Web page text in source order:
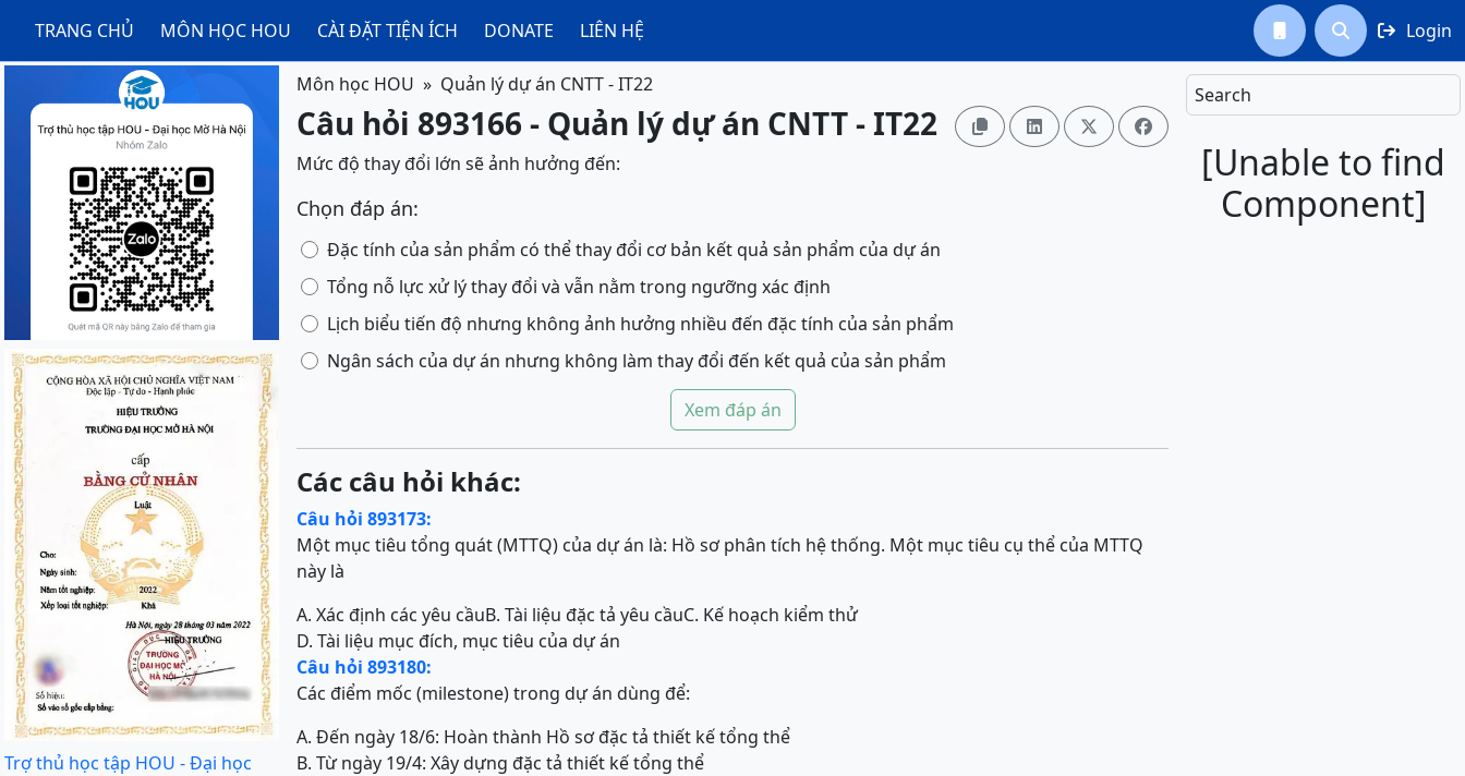
TRANG CHỦ MÔN HỌC HOU CÀI ĐẶT TIỆN ÍCH DONATE LIÊN HỆ   Login
Search
[Unable to find
Component]
Trợ thủ học tập HOU - Đại học
Môn học HOU Quản lý dự án CNTT - IT22
Câu hỏi 893166 - Quản lý dự án CNTT - IT22    
Mức độ thay đổi lớn sẽ ảnh hưởng đến:
Chọn đáp án:
Đặc tính của sản phẩm có thể thay đổi cơ bản kết quả sản phẩm của dự án
Tổng nỗ lực xử lý thay đổi và vẫn nằm trong ngưỡng xác định
Lịch biểu tiến độ nhưng không ảnh hưởng nhiều đến đặc tính của sản phẩm
Ngân sách của dự án nhưng không làm thay đổi đến kết quả của sản phẩm
Xem đáp án
Các câu hỏi khác:
Câu hỏi 893173:
Một mục tiêu tổng quát (MTTQ) của dự án là: Hồ sơ phân tích hệ thống. Một mục tiêu cụ thể của MTTQ
này là
A. Xác định các yêu cầuB. Tài liệu đặc tả yêu cầuC. Kế hoạch kiểm thử
D. Tài liệu mục đích, mục tiêu của dự án
Câu hỏi 893180:
Các điểm mốc (milestone) trong dự án dùng để:
A. Đến ngày 18/6: Hoàn thành Hồ sơ đặc tả thiết kế tổng thể
B. Từ ngày 19/4: Xây dựng đặc tả thiết kế tổng thể